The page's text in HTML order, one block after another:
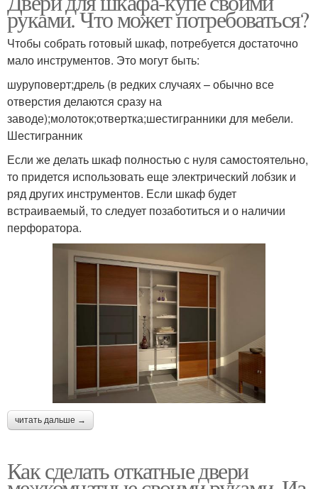
руками. Что может потребоваться?
Чтобы собрать готовый шкаф, потребуется достаточно
мало инструментов. Это могут быть:
шуруповерт;дрель (в редких случаях – обычно все
отверстия делаются сразу на
заводе);молоток;отвертка;шестигранники для мебели.
Шестигранник
Если же делать шкаф полностью с нуля самостоятельно,
то придется использовать еще электрический лобзик и
ряд других инструментов. Если шкаф будет
встраиваемый, то следует позаботиться и о наличии
перфоратора.
читать дальше →
Как сделать откатные двери